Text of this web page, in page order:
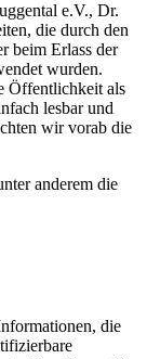
e.V., Dr.
die durch den
beim Erlass der
wurden.
Öffentlichkeit als
lesbar und
wir vorab die
anderem die
die